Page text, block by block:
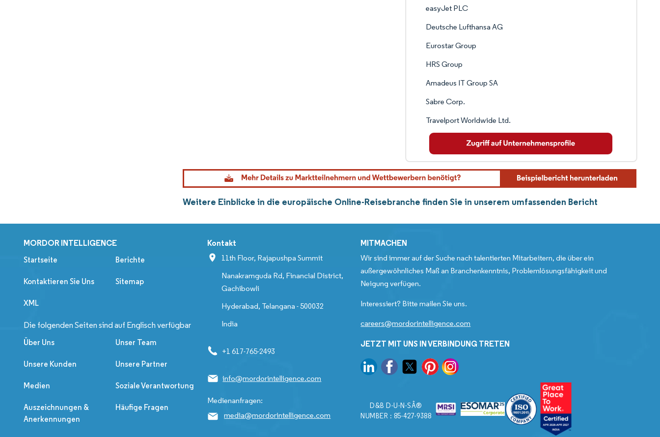
easyJet PLC
Deutsche Lufthansa AG
Eurostar Group
HRS Group
Amadeus IT Group SA
Sabre Corp.
Travelport Worldwide Ltd.
Weitere Einblicke in die europäische Online-Reisebranche finden Sie in unserem umfassenden Bericht
MORDOR INTELLIGENCE
Startseite Berichte
Kontaktieren Sie Uns Sitemap
XML
Die folgenden Seiten sind auf Englisch verfügbar
Über Uns Unser Team
Unsere Kunden Unsere Partner
Medien Soziale Verantwortung
Auszeichnungen &
Anerkennungen
Häufige Fragen
Kontakt
11th Floor, Rajapushpa Summit
Nanakramguda Rd, Financial District,
Gachibowli
Hyderabad, Telangana - 500032
India
+1 617-765-2493
info@mordorintelligence.com
Medienanfragen:
media@mordorintelligence.com
MITMACHEN
Wir sind immer auf der Suche nach talentierten Mitarbeitern, die über ein
außergewöhnliches Maß an Branchenkenntnis, Problemlösungsfähigkeit und
Neigung verfügen.
Interessiert? Bitte mailen Sie uns.
careers@mordorintelligence.com
JETZT MIT UNS IN VERBINDUNG TRETEN
D&B D-U-N-SÂ®
NUMBER : 85-427-9388